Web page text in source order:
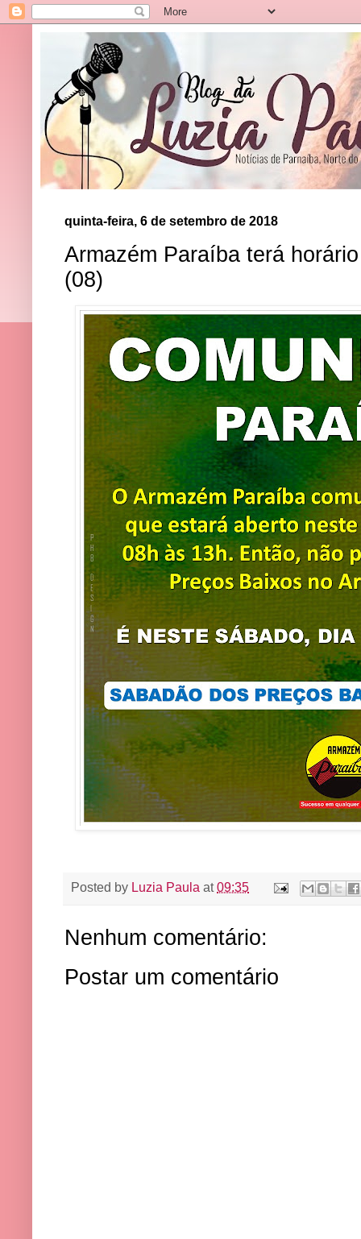
quinta-feira, 6 de setembro de 2018
Armazém Paraíba terá
(08)
Posted by Luzia Paula at09:35
Nenhum comentário:
Postar um comentário